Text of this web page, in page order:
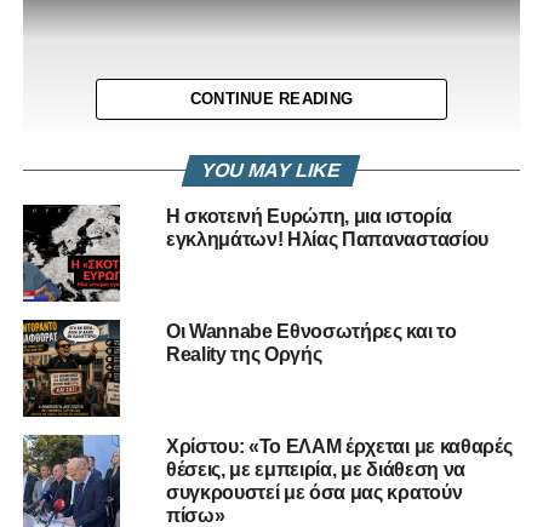
RELATED TOPICS: PODCAST
PODCAST THERAPY
VOULI.TV
ΕΠΊ ΘΈΣΕΩΝ
ΠΕΡΙΚΛΉΣ ΝΕΆΡΧΟΥ
ΠΟΛΙΤΙΚΉ ΑΝΆΛΥΣΗ
CONTINUE READING
YOU MAY LIKE
Η σκοτεινή Ευρώπη, μια ιστορία
εγκλημάτων! Ηλίας Παπαναστασίου
Οι Wannabe Εθνοσωτήρες και το
Reality της Οργής
Χρίστου: «Το ΕΛΑΜ έρχεται με καθαρές
θέσεις, με εμπειρία, με διάθεση να
συγκρουστεί με όσα μας κρατούν
πίσω»